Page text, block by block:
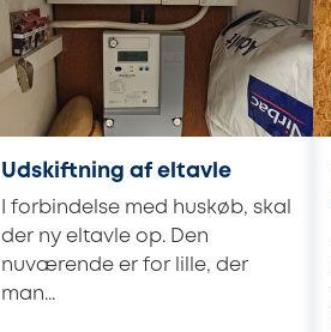
Udskiftning af eltavle
I forbindelse med huskøb, skal
der ny eltavle op. Den
nuværende er for lille, der
man...